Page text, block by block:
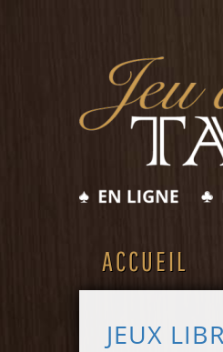
ACCUEIL
JEUX